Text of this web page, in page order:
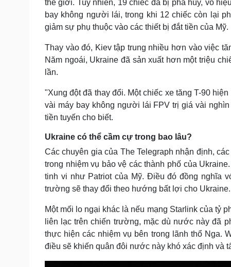
thế giới. Tuy nhiên, 19 chiếc đã bị phá hủy, vô
bay không người lái, trong khi 12 chiếc còn lại
giảm sự phụ thuộc vào các thiết bị đắt tiền của Mỹ.
Thay vào đó, Kiev tập trung nhiều hơn vào việc
Năm ngoái, Ukraine đã sản xuất hơn một triệu
lần.
"Xung đột đã thay đổi. Một chiếc xe tăng T-90
vài máy bay không người lái FPV trị giá vài
tiền tuyến cho biết.
Ukraine có thể cầm cự trong bao lâu?
Các chuyên gia của The Telegraph nhận định,
trong nhiệm vụ bảo vệ các thành phố của
tinh vi như Patriot của Mỹ. Điều đó đồng nghĩa
trường sẽ thay đổi theo hướng bất lợi cho Ukraine.
Một mối lo ngại khác là nếu mạng Starlink của tỷ
liên lạc trên chiến trường, mặc dù nước này đã
thực hiện các nhiệm vụ bên trong lãnh thổ Nga.
điều sẽ khiến quân đôi nước này khó xác định và